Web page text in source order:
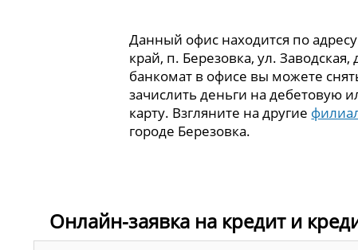
Данный офис находится по
край, п. Березовка, ул. Заводская,
банкомат в офисе вы можете
зачислить деньги на дебетовую
карту. Взгляните на другие
городе Березовка.
Онлайн-заявка на кредит и